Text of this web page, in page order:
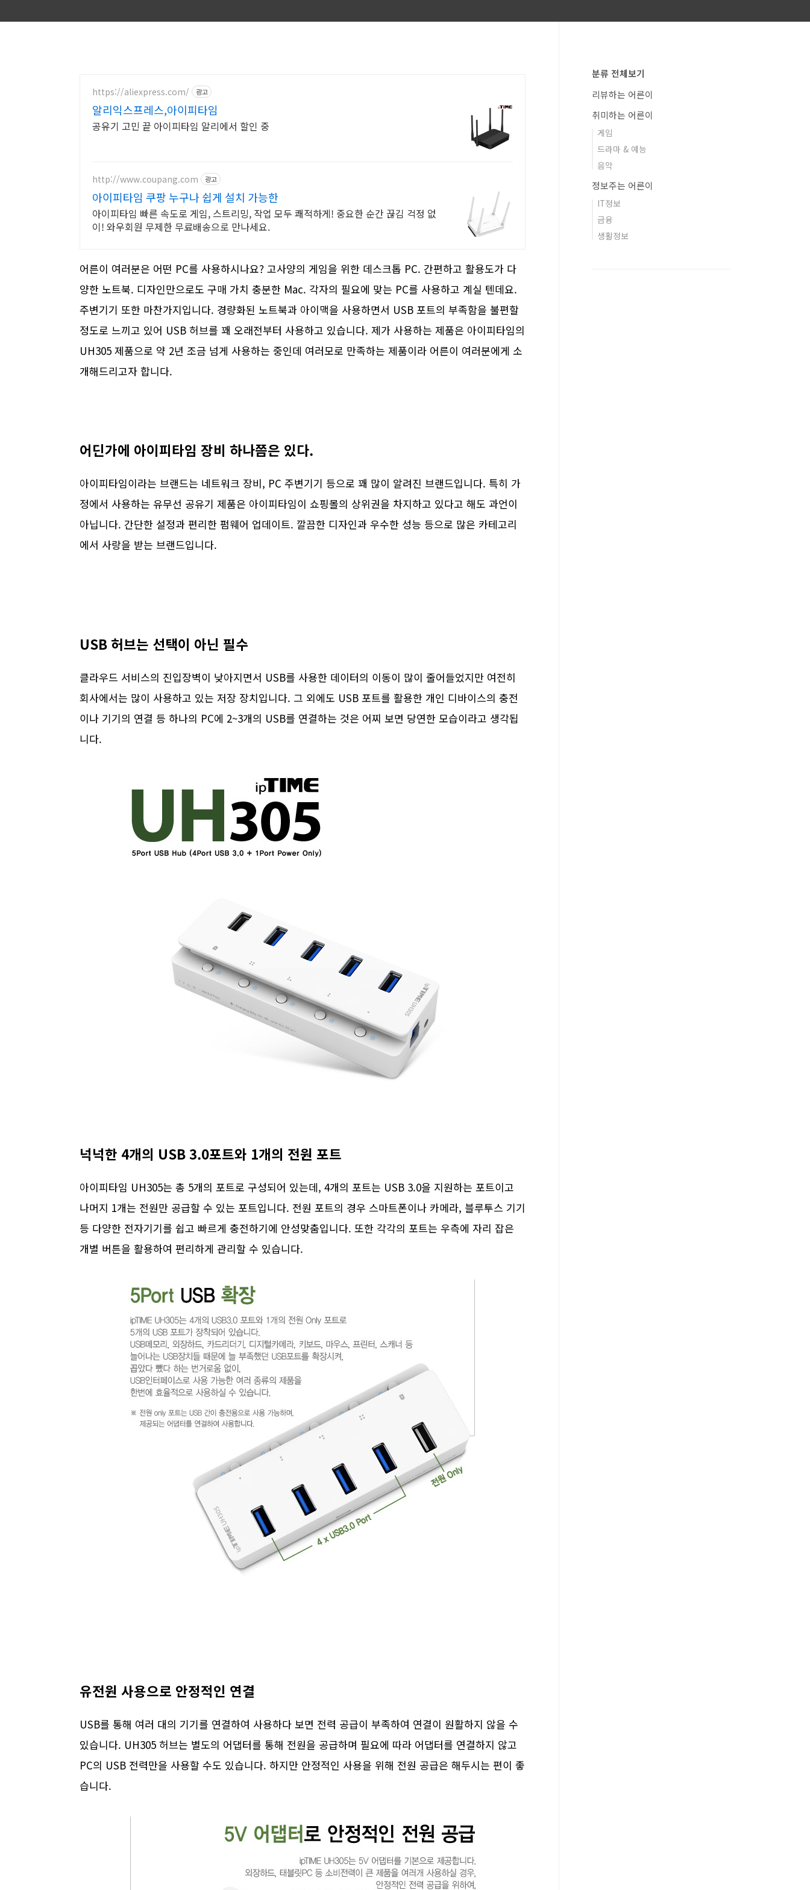
https://aliexpress.com/ 광고
알리익스프레스,아이피타임
공유기 고민 끝 아이피타임 알리에서 할인 중
http://www.coupang.com 광고
아이피타임 쿠팡 누구나 쉽게 설치 가능한
아이피타임 빠른 속도로 게임, 스트리밍, 작업 모두 쾌적하게! 중요한 순간 끊김 걱정 없
이! 와우회원 무제한 무료배송으로 만나세요.
어른이 여러분은 어떤 PC를 사용하시나요? 고사양의 게임을 위한 데스크톱 PC. 간편하고 활용도가 다
양한 노트북. 디자인만으로도 구매 가치 충분한 Mac. 각자의 필요에 맞는 PC를 사용하고 계실 텐데요.
주변기기 또한 마찬가지입니다. 경량화된 노트북과 아이맥을 사용하면서 USB 포트의 부족함을 불편할
정도로 느끼고 있어 USB 허브를 꽤 오래전부터 사용하고 있습니다. 제가 사용하는 제품은 아이피타임의
UH305 제품으로 약 2년 조금 넘게 사용하는 중인데 여러모로 만족하는 제품이라 어른이 여러분에게 소
개해드리고자 합니다.
어딘가에 아이피타임 장비 하나쯤은 있다.
아이피타임이라는 브랜드는 네트워크 장비, PC 주변기기 등으로 꽤 많이 알려진 브랜드입니다. 특히 가
정에서 사용하는 유무선 공유기 제품은 아이피타임이 쇼핑몰의 상위권을 차지하고 있다고 해도 과언이
아닙니다. 간단한 설정과 편리한 펌웨어 업데이트. 깔끔한 디자인과 우수한 성능 등으로 많은 카테고리
에서 사랑을 받는 브랜드입니다.
USB 허브는 선택이 아닌 필수
클라우드 서비스의 진입장벽이 낮아지면서 USB를 사용한 데이터의 이동이 많이 줄어들었지만 여전히
회사에서는 많이 사용하고 있는 저장 장치입니다. 그 외에도 USB 포트를 활용한 개인 디바이스의 충전
이나 기기의 연결 등 하나의 PC에 2~3개의 USB를 연결하는 것은 어찌 보면 당연한 모습이라고 생각됩
니다.
넉넉한 4개의 USB 3.0포트와 1개의 전원 포트
아이피타임 UH305는 총 5개의 포트로 구성되어 있는데, 4개의 포트는 USB 3.0을 지원하는 포트이고
나머지 1개는 전원만 공급할 수 있는 포트입니다. 전원 포트의 경우 스마트폰이나 카메라, 블루투스 기기
등 다양한 전자기기를 쉽고 빠르게 충전하기에 안성맞춤입니다. 또한 각각의 포트는 우측에 자리 잡은
개별 버튼을 활용하여 편리하게 관리할 수 있습니다.
유전원 사용으로 안정적인 연결
USB를 통해 여러 대의 기기를 연결하여 사용하다 보면 전력 공급이 부족하여 연결이 원활하지 않을 수
있습니다. UH305 허브는 별도의 어댑터를 통해 전원을 공급하며 필요에 따라 어댑터를 연결하지 않고
PC의 USB 전력만을 사용할 수도 있습니다. 하지만 안정적인 사용을 위해 전원 공급은 해두시는 편이 좋
습니다.
분류 전체보기
리뷰하는 어른이
취미하는 어른이
게임
드라마 & 예능
음악
정보주는 어른이
IT정보
금융
생활정보